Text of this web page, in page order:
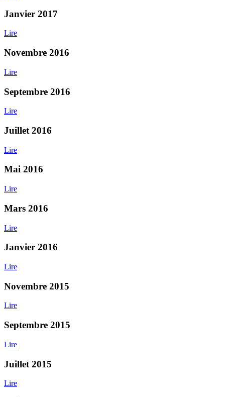
Janvier 2017
Lire
Novembre 2016
Lire
Septembre 2016
Lire
Juillet 2016
Lire
Mai 2016
Lire
Mars 2016
Lire
Janvier 2016
Lire
Novembre 2015
Lire
Septembre 2015
Lire
Juillet 2015
Lire